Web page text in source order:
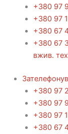
+380 97
+380 97
+380 67
+380 67
вжив.
+380 97
+380 97
+380 97
+380 67